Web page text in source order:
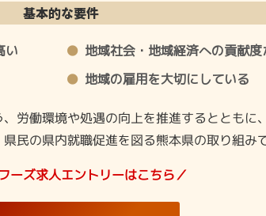
基本的な要件
い
地域社会・地域経済への貢献度
地域の雇用を大切にしている
労働環境や処遇の向上を推進するとともに
民の県内就職促進を図る熊本県の取り組みで
ーズ求人エントリーはこちら／